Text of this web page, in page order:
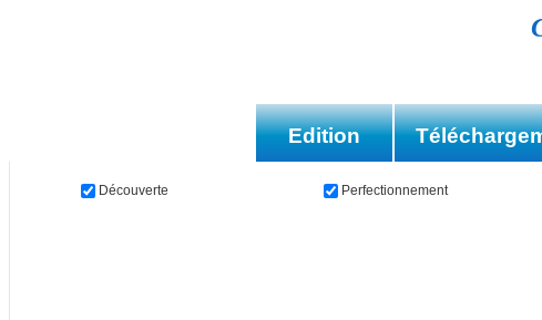
Edition
Les méthodes
Découverte Perfectionnement